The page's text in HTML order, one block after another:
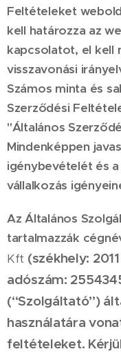
Feltételeket
kell határozza az
kapcsolatot, el kell
visszavonási
Számos minta és
Szerződési
"Általános
Mindenképpen
igénybevételét és
vállalkozás
Az Általános
tartalmazzák
Kft (székhely:
adószám:
(“Szolgáltató”)
használatára
feltételeket.